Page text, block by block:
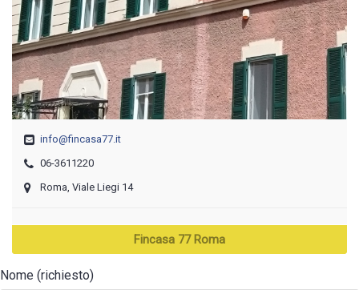
info@fincasa77.it
06-3611220
Roma, Viale Liegi 14
Fincasa 77 Roma
Nome (richiesto)